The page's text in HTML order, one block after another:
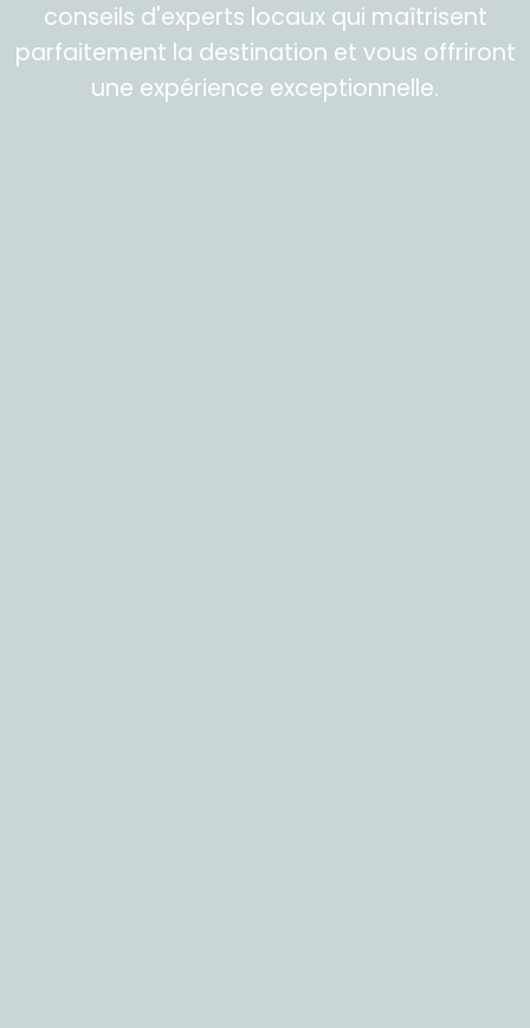
conseils d'experts locaux qui maîtrisent
parfaitement la destination et vous offriront
une expérience exceptionnelle.